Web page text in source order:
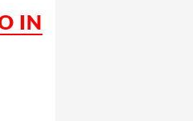
IN